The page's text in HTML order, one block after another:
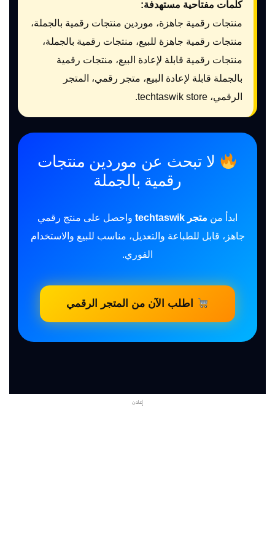
كلمات مفتاحية مستهدفة:
منتجات رقمية جاهزة، موردين منتجات رقمية بالجملة،
منتجات رقمية جاهزة للبيع، منتجات رقمية بالجملة،
منتجات رقمية قابلة لإعادة البيع، منتجات رقمية
بالجملة قابلة لإعادة البيع، متجر رقمي، المتجر
الرقمي، techtaswik store.
لا تبحث عن موردين منتجات
رقمية بالجملة
ابدأ من متجر techtaswik
واحصل على منتج رقمي
جاهز، قابل للطباعة والتعديل، مناسب للبيع والاستخدام
الفوري.
اطلب الآن من المتجر الرقمي
إعلان